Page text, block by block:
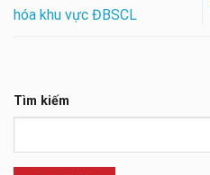
hóa khu vực ĐBSCL
Tìm kiếm